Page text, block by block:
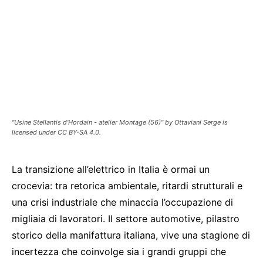
"Usine Stellantis d'Hordain - atelier Montage (56)" by Ottaviani Serge is
licensed under CC BY-SA 4.0.
La transizione all’elettrico in Italia è ormai un
crocevia: tra retorica ambientale, ritardi strutturali e
una crisi industriale che minaccia l’occupazione di
migliaia di lavoratori. Il settore automotive, pilastro
storico della manifattura italiana, vive una stagione di
incertezza che coinvolge sia i grandi gruppi che